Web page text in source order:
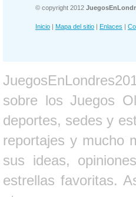
© copyright 2012
Inicio | Mapa del sitio | Enlaces |
sobre los Juegos
deportes, sedes y
reportajes y mucho
sus ideas,
estrellas favoritas.